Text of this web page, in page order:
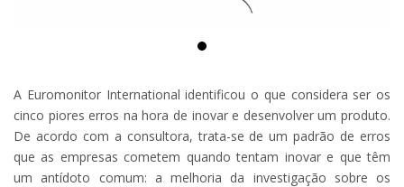
A Euromonitor International identificou o que considera ser os
cinco piores erros na hora de inovar e desenvolver um produto.
De acordo com a consultora, trata-se de um padrão de erros
que as empresas cometem quando tentam inovar e que têm
um antídoto comum: a melhoria da investigação sobre os